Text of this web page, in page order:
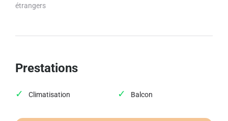
étrangers
Prestations
Climatisation Balcon